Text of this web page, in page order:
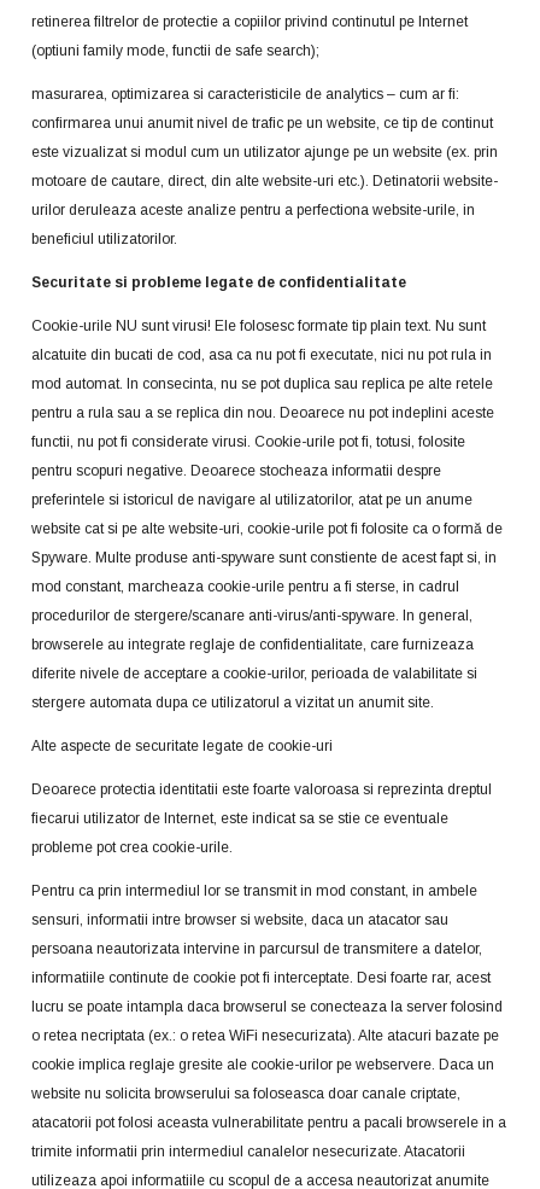
retinerea filtrelor de protectie a copiilor privind continutul pe Internet
(optiuni family mode, functii de safe search);
masurarea, optimizarea si caracteristicile de analytics – cum ar fi:
confirmarea unui anumit nivel de trafic pe un website, ce tip de continut
este vizualizat si modul cum un utilizator ajunge pe un website (ex. prin
motoare de cautare, direct, din alte website-uri etc.). Detinatorii website-
urilor deruleaza aceste analize pentru a perfectiona website-urile, in
beneficiul utilizatorilor.
Securitate si probleme legate de confidentialitate
Cookie-urile NU sunt virusi! Ele folosesc formate tip plain text. Nu sunt
alcatuite din bucati de cod, asa ca nu pot fi executate, nici nu pot rula in
mod automat. In consecinta, nu se pot duplica sau replica pe alte retele
pentru a rula sau a se replica din nou. Deoarece nu pot indeplini aceste
functii, nu pot fi considerate virusi. Cookie-urile pot fi, totusi, folosite
pentru scopuri negative. Deoarece stocheaza informatii despre
preferintele si istoricul de navigare al utilizatorilor, atat pe un anume
website cat si pe alte website-uri, cookie-urile pot fi folosite ca o formă de
Spyware. Multe produse anti-spyware sunt constiente de acest fapt si, in
mod constant, marcheaza cookie-urile pentru a fi sterse, in cadrul
procedurilor de stergere/scanare anti-virus/anti-spyware. In general,
browserele au integrate reglaje de confidentialitate, care furnizeaza
diferite nivele de acceptare a cookie-urilor, perioada de valabilitate si
stergere automata dupa ce utilizatorul a vizitat un anumit site.
Alte aspecte de securitate legate de cookie-uri
Deoarece protectia identitatii este foarte valoroasa si reprezinta dreptul
fiecarui utilizator de Internet, este indicat sa se stie ce eventuale
probleme pot crea cookie-urile.
Pentru ca prin intermediul lor se transmit in mod constant, in ambele
sensuri, informatii intre browser si website, daca un atacator sau
persoana neautorizata intervine in parcursul de transmitere a datelor,
informatiile continute de cookie pot fi interceptate. Desi foarte rar, acest
lucru se poate intampla daca browserul se conecteaza la server folosind
o retea necriptata (ex.: o retea WiFi nesecurizata). Alte atacuri bazate pe
cookie implica reglaje gresite ale cookie-urilor pe webservere. Daca un
website nu solicita browserului sa foloseasca doar canale criptate,
atacatorii pot folosi aceasta vulnerabilitate pentru a pacali browserele in a
trimite informatii prin intermediul canalelor nesecurizate. Atacatorii
utilizeaza apoi informatiile cu scopul de a accesa neautorizat anumite